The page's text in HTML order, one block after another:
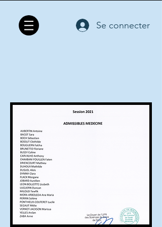
Se connecter